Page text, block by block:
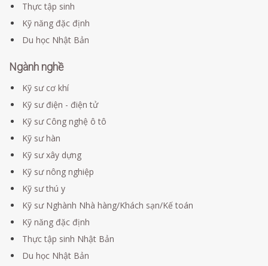
Thực tập sinh
Kỹ năng đặc định
Du học Nhật Bản
Ngành nghề
Kỹ sư cơ khí
Kỹ sư điện - điện tử
Kỹ sư Công nghệ ô tô
Kỹ sư hàn
Kỹ sư xây dựng
Kỹ sư nông nghiệp
Kỹ sư thú y
Kỹ sư Nghành Nhà hàng/Khách sạn/Kế toán
Kỹ năng đặc định
Thực tập sinh Nhật Bản
Du học Nhật Bản